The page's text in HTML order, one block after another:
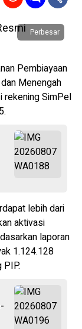
Perbesar
Pembiayaan
Menengah
rekening SimPel
lebih dari
aktivasi
laporan
1.124.128
PIP.